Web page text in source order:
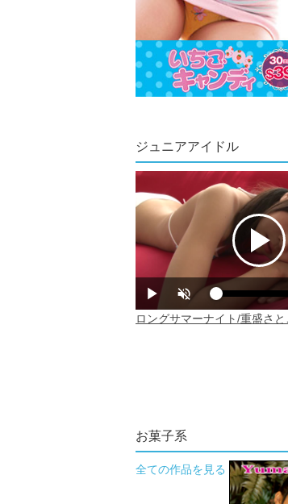
ジュニアアイドル
お菓子系
全ての作品を見る